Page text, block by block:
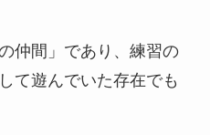
仲間」であり、練習の
て遊んでいた存在でも